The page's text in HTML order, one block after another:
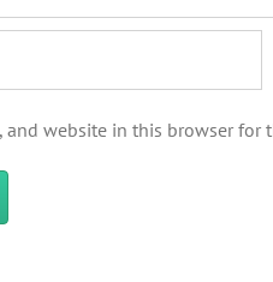
and website in this browser for